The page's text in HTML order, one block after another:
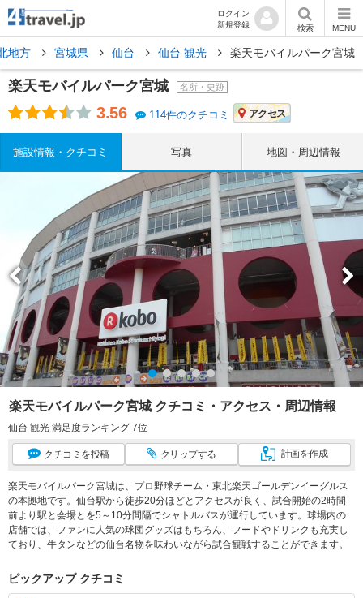
ログイン
新規登録
検索 MENU
地方 宮城県 仙台 仙台 観光 楽天モバイルパーク宮城
楽天モバイルパーク宮城 名所・史跡
3.56 114件のクチコミ アクセス
施設情報・クチコミ 写真 地図・周辺情報
楽天モバイルパーク宮城 クチコミ・アクセス・周辺情報
仙台 観光 満足度ランキング 7位
クチコミ を投稿 クリップする 計画を作成
楽天モバイルパーク宮城は、プロ野球チーム・東北楽天ゴールデンイーグルス
の本拠地です。仙台駅から徒歩20分ほどとアクセスが良く、試合開始の2時間
前より駅と会場とを5～10分間隔でシャトルバスが運行しています。球場内の
店舗では、ファンに人気の球団グッズはもちろん、フードやドリンクも充実し
ており、牛タンなどの仙台名物を味わいながら試合観戦することができます。
ピックアップ クチコミ